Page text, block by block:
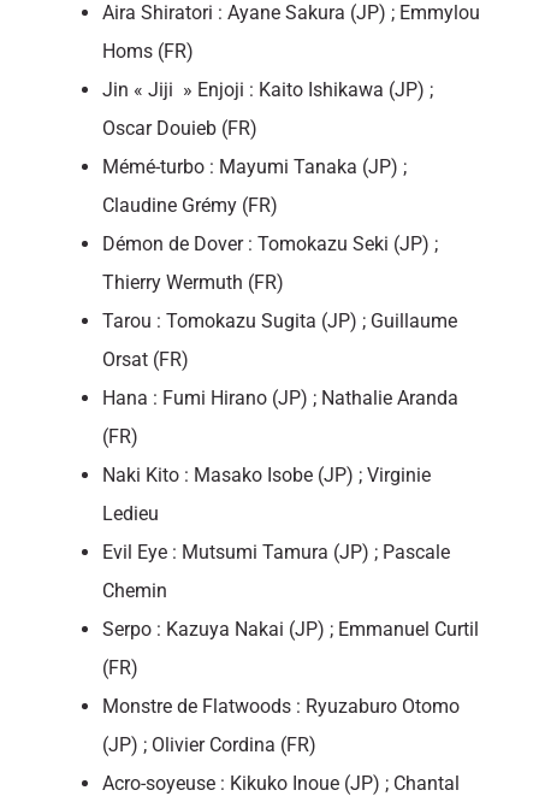
Aira Shiratori : Ayane Sakura (JP) ; Emmylou
Homs (FR)
Jin « Jiji » Enjoji : Kaito Ishikawa (JP) ;
Oscar Douieb (FR)
Mémé-turbo : Mayumi Tanaka (JP) ;
Claudine Grémy (FR)
Démon de Dover : Tomokazu Seki (JP) ;
Thierry Wermuth (FR)
Tarou : Tomokazu Sugita (JP) ; Guillaume
Orsat (FR)
Hana : Fumi Hirano (JP) ; Nathalie Aranda
(FR)
Naki Kito : Masako Isobe (JP) ; Virginie
Ledieu
Evil Eye : Mutsumi Tamura (JP) ; Pascale
Chemin
Serpo : Kazuya Nakai (JP) ; Emmanuel Curtil
(FR)
Monstre de Flatwoods : Ryuzaburo Otomo
(JP) ; Olivier Cordina (FR)
Acro-soyeuse : Kikuko Inoue (JP) ; Chantal